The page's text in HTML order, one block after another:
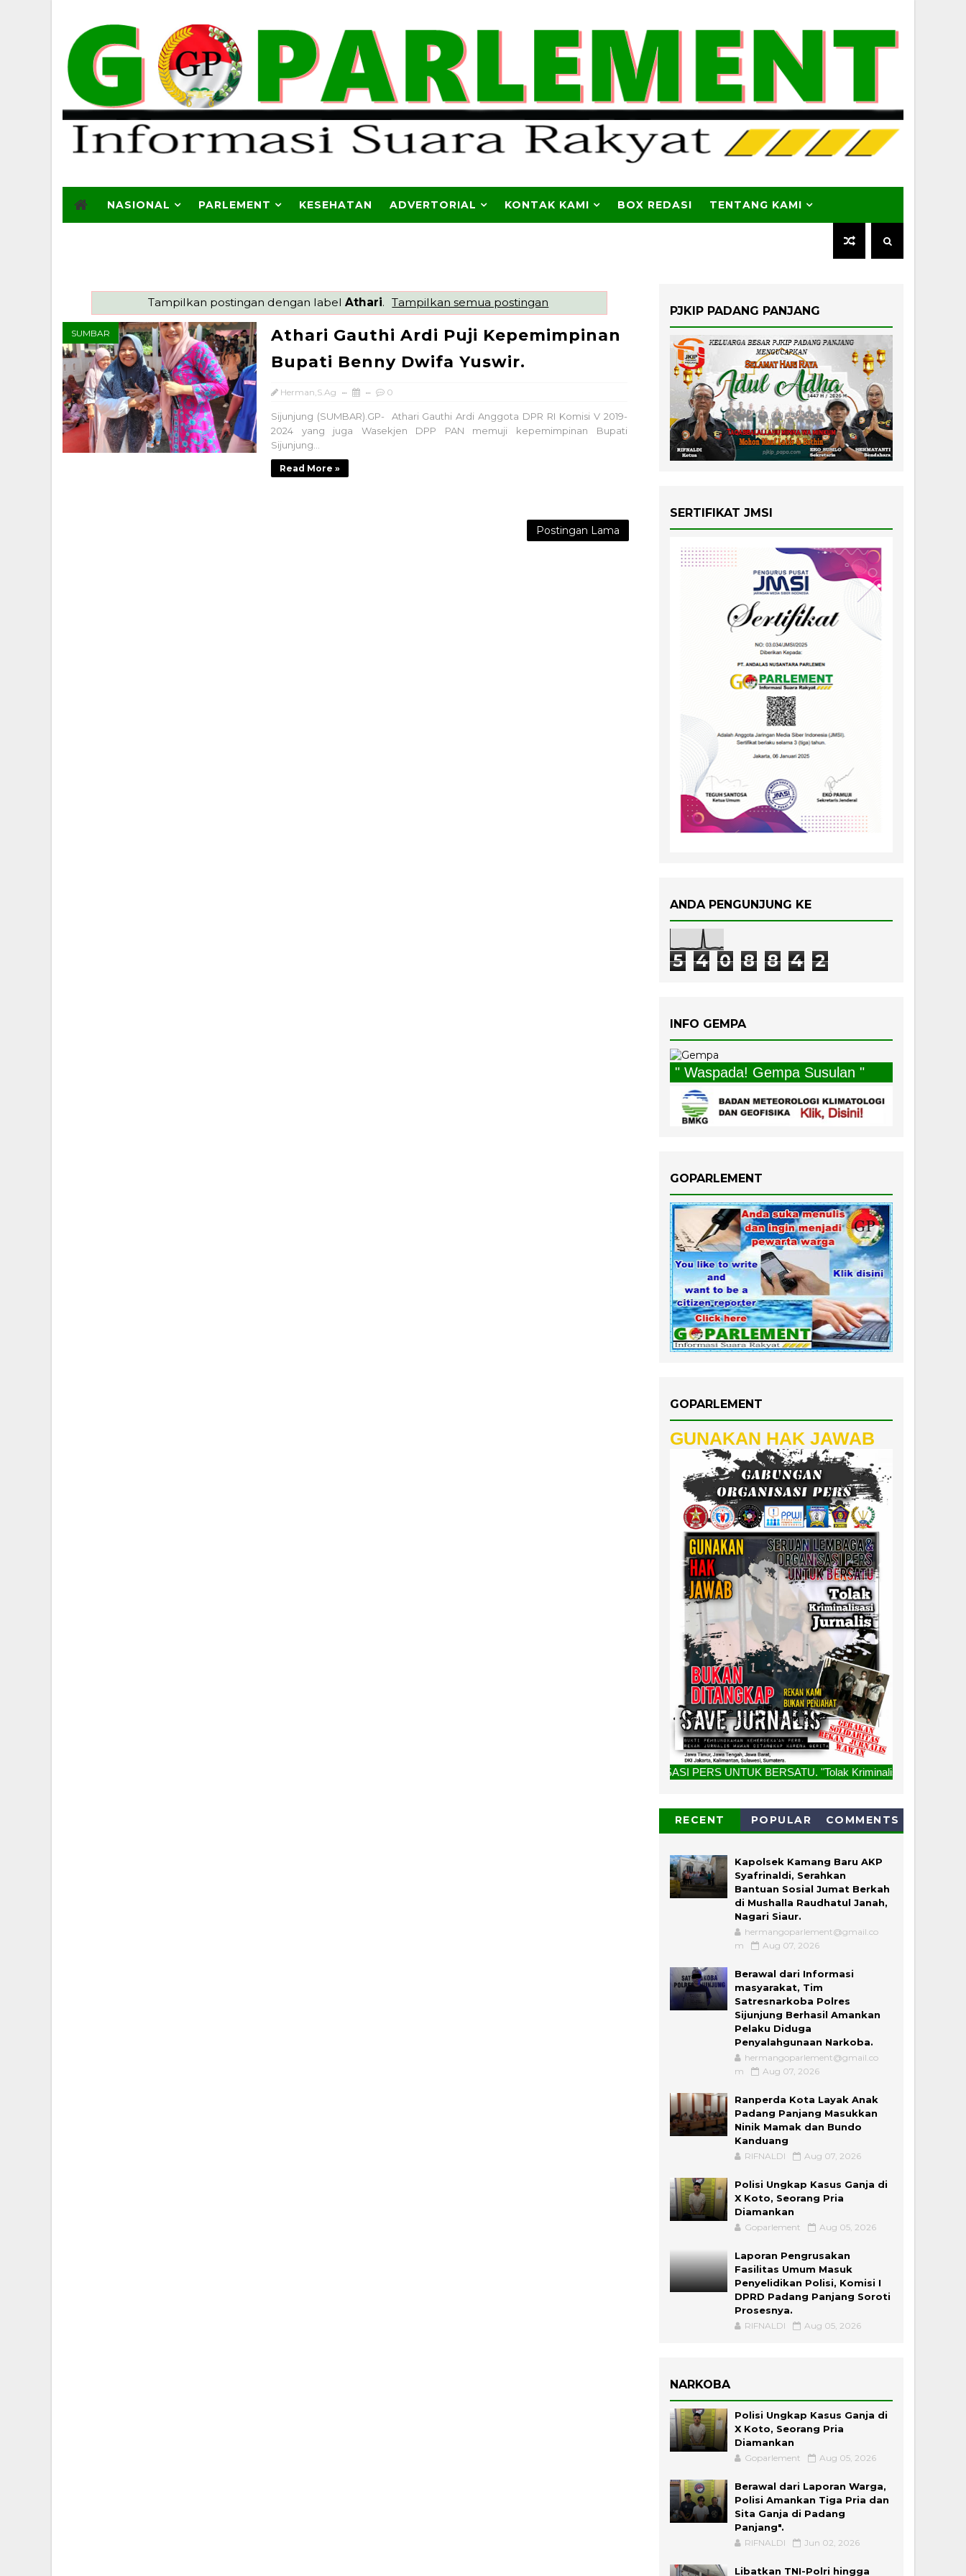
NASIONAL PARLEMENT KESEHATAN ADVERTORIAL KONTAK KAMI BOX REDASI TENTANG KAMI
Tampilkan postingan dengan labelAthari. Tampilkan semua postingan
SUMBAR
Athari Gauthi Ardi Puji Kepemimpinan
Bupati Benny Dwifa Yuswir.
Herman,S.Ag 0
Sijunjung (SUMBAR).GP- Athari Gauthi Ardi Anggota DPR RI Komisi V 2019-
2024 yang juga Wasekjen DPP PAN memuji kepemimpinan Bupati
Sijunjung...
Read More »
Postingan Lama
PJKIP PADANG PANJANG
SERTIFIKAT JMSI
ANDA PENGUNJUNG KE
5 4 0 8 8 4 2
INFO GEMPA
" Waspada! Gempa Susulan "
GOPARLEMENT
GOPARLEMENT
GUNAKAN HAK JAWAB
SERUAN LEMBAGA & ORGANISASI PERS UNTUK BERSATU. "Tolak Kriminalisasi Jurnalis, Rekan
RECENT POPULAR COMMENTS
Kapolsek Kamang Baru AKP
Syafrinaldi, Serahkan
Bantuan Sosial Jumat Berkah
di Mushalla Raudhatul Janah,
Nagari Siaur.
hermangoparlement@gmail.co
m
Aug 07, 2026
Berawal dari Informasi
masyarakat, Tim
Satresnarkoba Polres
Sijunjung Berhasil Amankan
Pelaku Diduga
Penyalahgunaan Narkoba.
hermangoparlement@gmail.co
m
Aug 07, 2026
Ranperda Kota Layak Anak
Padang Panjang Masukkan
Ninik Mamak dan Bundo
Kanduang
RIFNALDI Aug 07, 2026
Polisi Ungkap Kasus Ganja di
X Koto, Seorang Pria
Diamankan
Goparlement Aug 05, 2026
Laporan Pengrusakan
Fasilitas Umum Masuk
Penyelidikan Polisi, Komisi I
DPRD Padang Panjang Soroti
Prosesnya.
RIFNALDI Aug 05, 2026
NARKOBA
Polisi Ungkap Kasus Ganja di
X Koto, Seorang Pria
Diamankan
Goparlement Aug 05, 2026
Berawal dari Laporan Warga,
Polisi Amankan Tiga Pria dan
Sita Ganja di Padang
Panjang".
RIFNALDI Jun 02, 2026
Libatkan TNI-Polri hingga